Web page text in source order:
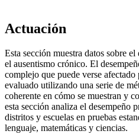
Actuación
Esta sección muestra datos sobre
el ausentismo crónico. El
complejo que puede verse
evaluado utilizando una serie de
coherente en cómo se muestran y
esta sección analiza el desempeño
distritos y escuelas en pruebas
lenguaje, matemáticas y ciencias.